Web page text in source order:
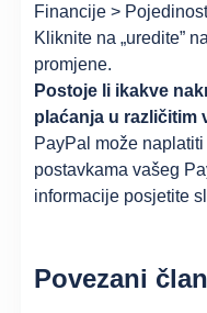
Financije >
Kliknite na „uredite”
promjene.
Postoje li ikakve
plaćanja u različitim
PayPal može
postavkama vašeg
informacije posjetite
Povezani